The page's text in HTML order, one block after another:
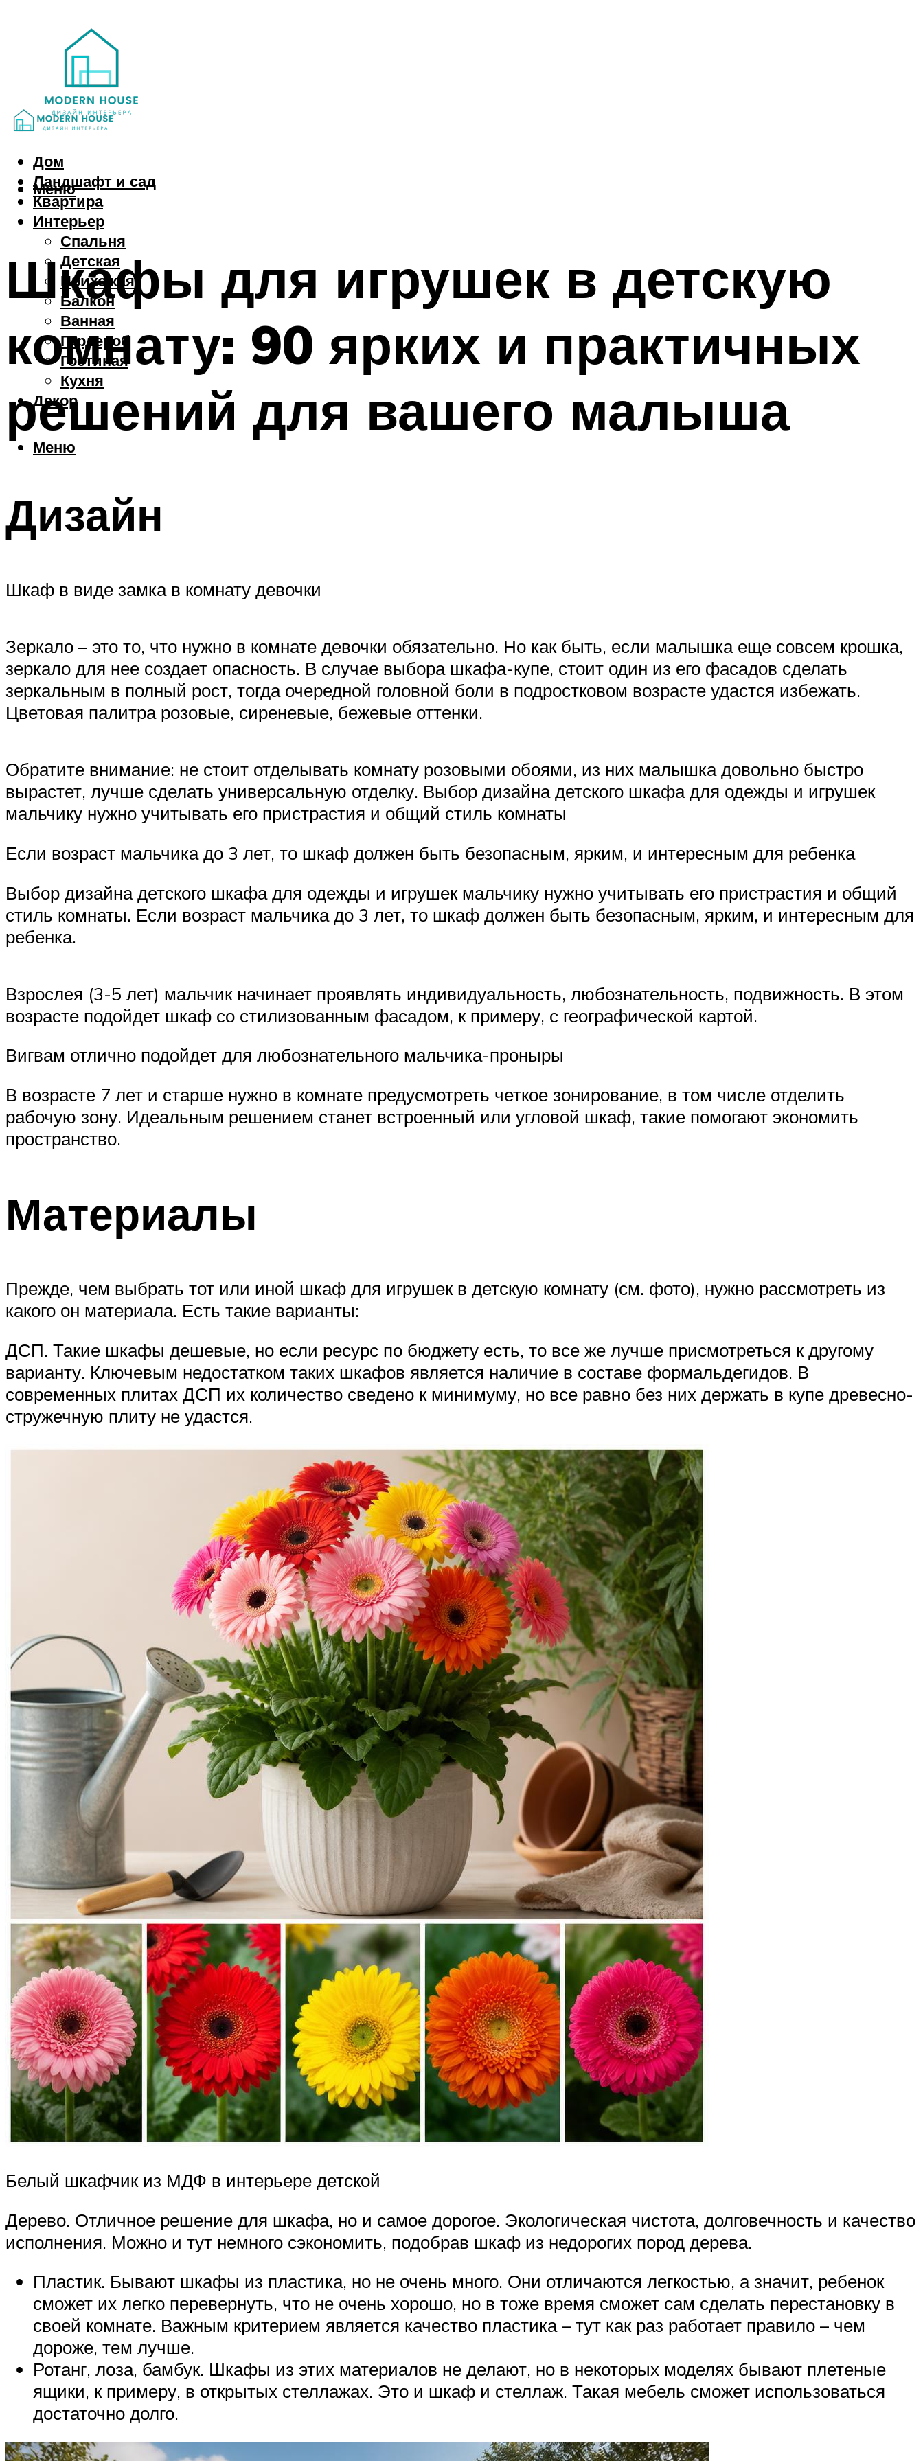
Дом
Ландшафт и сад
Квартира
Интерьер
Спальня
Детская
Прихожая
Балкон
Ванная
Гардероб
Гостиная
Кухня
Декор
Меню
Меню
Шкафы для игрушек в детскую
комнату: 90 ярких и практичных
решений для вашего малыша
Дизайн
Шкаф в виде замка в комнату девочки
Зеркало – это то, что нужно в комнате девочки обязательно. Но как быть, если малышка еще совсем крошка,
зеркало для нее создает опасность. В случае выбора шкафа-купе, стоит один из его фасадов сделать
зеркальным в полный рост, тогда очередной головной боли в подростковом возрасте удастся избежать.
Цветовая палитра розовые, сиреневые, бежевые оттенки.
Обратите внимание: не стоит отделывать комнату розовыми обоями, из них малышка довольно быстро
вырастет, лучше сделать универсальную отделку. Выбор дизайна детского шкафа для одежды и игрушек
мальчику нужно учитывать его пристрастия и общий стиль комнаты
Если возраст мальчика до 3 лет, то шкаф должен быть безопасным, ярким, и интересным для ребенка
Выбор дизайна детского шкафа для одежды и игрушек мальчику нужно учитывать его пристрастия и общий
стиль комнаты. Если возраст мальчика до 3 лет, то шкаф должен быть безопасным, ярким, и интересным для
ребенка.
Взрослея (3-5 лет) мальчик начинает проявлять индивидуальность, любознательность, подвижность. В этом
возрасте подойдет шкаф со стилизованным фасадом, к примеру, с географической картой.
Вигвам отлично подойдет для любознательного мальчика-проныры
В возрасте 7 лет и старше нужно в комнате предусмотреть четкое зонирование, в том числе отделить
рабочую зону. Идеальным решением станет встроенный или угловой шкаф, такие помогают экономить
пространство.
Материалы
Прежде, чем выбрать тот или иной шкаф для игрушек в детскую комнату (см. фото), нужно рассмотреть из
какого он материала. Есть такие варианты:
ДСП. Такие шкафы дешевые, но если ресурс по бюджету есть, то все же лучше присмотреться к другому
варианту. Ключевым недостатком таких шкафов является наличие в составе формальдегидов. В
современных плитах ДСП их количество сведено к минимуму, но все равно без них держать в купе древесно-
стружечную плиту не удастся.
Белый шкафчик из МДФ в интерьере детской
Дерево. Отличное решение для шкафа, но и самое дорогое. Экологическая чистота, долговечность и качество
исполнения. Можно и тут немного сэкономить, подобрав шкаф из недорогих пород дерева.
Пластик. Бывают шкафы из пластика, но не очень много. Они отличаются легкостью, а значит, ребенок
сможет их легко перевернуть, что не очень хорошо, но в тоже время сможет сам сделать перестановку в
своей комнате. Важным критерием является качество пластика – тут как раз работает правило – чем
дороже, тем лучше.
Ротанг, лоза, бамбук. Шкафы из этих материалов не делают, но в некоторых моделях бывают плетеные
ящики, к примеру, в открытых стеллажах. Это и шкаф и стеллаж. Такая мебель сможет использоваться
достаточно долго.